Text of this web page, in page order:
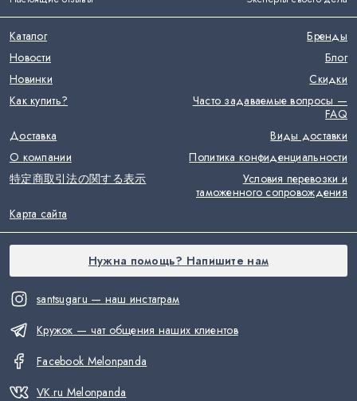
santsugaru — наш инстаграм
Кружок — чат общения наших клиентов
Facebook Melonpanda
VK.ru Melonpanda
Каталог
Бренды
Новости
Блог
Новинки
Скидки
Как купить?
Часто задаваемые вопросы —
FAQ
Доставка
Виды доставки
О компании
Политика конфиденциальности
特定商取引法の関する表示
Условия перевозки и
таможенного сопровождения
Карта сайта
Нужна помощь? Напишите нам